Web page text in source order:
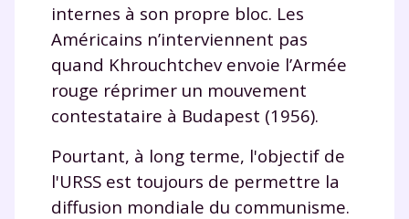
internes à son propre bloc. Les
Américains n’interviennent pas
quand Khrouchtchev envoie l’Armée
rouge réprimer un mouvement
contestataire à Budapest (1956).
Pourtant, à long terme, l'objectif de
l'URSS est toujours de permettre la
diffusion mondiale du communisme.